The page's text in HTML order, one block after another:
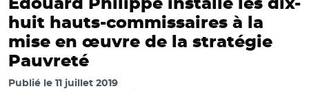
Édouard Philippe installe les dix-
huit hauts-commissaires à la
mise en œuvre de la stratégie
Pauvreté
Publié le 11 juillet 2019